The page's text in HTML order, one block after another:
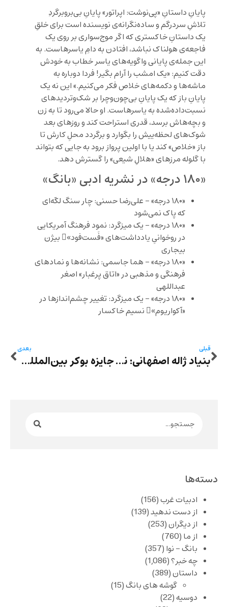
پایانِ داستانِ «پی‌نوشت: اپراتور» پایانِ بی‌بروبرگردِ
تلاشِ سردرگم و ساده‌نگرانه‌ی نویسنده است برای خلقِ
یک داستانِ خاکستری که اگر موج‌سواری بر روی یک
فاجعه‌ی هولناک نباشد، افتادن به دامِ یاسرهاست. به
این جمله‌ی پایانی واگویه‌های یاسر خطاب به خودش
دقت کنیم: «یک امشب را آرام بگیر! فردا دوباره به
ماشه‌ها و دکمه‌های خلاص فکر می‌کنیم.» این نه یک
پایانِ باز که یک پایانِ بی‌چون‌وچرا بر شک‌وتردیدهای
نسبت‌داده‌شده به یاسرهاست. او حالا می‌رود تا به زن
و بچه‌هاش برسد، قدری استراحت کند و روزهای بعد
شوک‌های لحظه‌ییش را بگوارد و برگردد محلِ کارش تا
باز «خلاص» کند یا با اولین پرواز برود به جایی که بتواند
با گلوله مرزهای «هلالِ شیعی» را گسترش دهد.
«۱۸۰ درجه» در نشریه ادبی «بانگ»
«۱۸۰ درجه» – علی‌رضا حسنی: چار سنگ لکّه‌ای
که پاک نمی‌شود
«۱۸۰ درجه» – یک میزگرد: نمود فرهنگ آمریکایی
در روخوانیِ یادداشت‌های «فَست‌فود»ِ بیژن
بیجاری
«۱۸۰ درجه» – هما جاسمی: نشانه‌ها و نمادهای
فرهنگی و مذهبی‌ در «اتاق پرغبار» اصغر
عبداللهی
«۱۸۰ درجه» – یک میزگرد: تغییر چشم‌‌اندازها در
«آکواریوم»ِ نسیم خاکسار
قبلی
بنیاد ژاله اصفهانی: نقد و بررسی «عقرب‌کشیِ» شهریار مندنی‌پور
بعدی
جایزه بوکر بین‌المللی برای نخستین بار به یک نویسنده فرانسوی رسید
دسته‌ها
ادبیات غرب(156)
از دست ندهید(139)
از دیگران(253)
از ما (760)
بانگ – نوا (357)
چه خبر؟(1,086)
داستان(389)
گوشه های بانگ(15)
دوسیه(22)